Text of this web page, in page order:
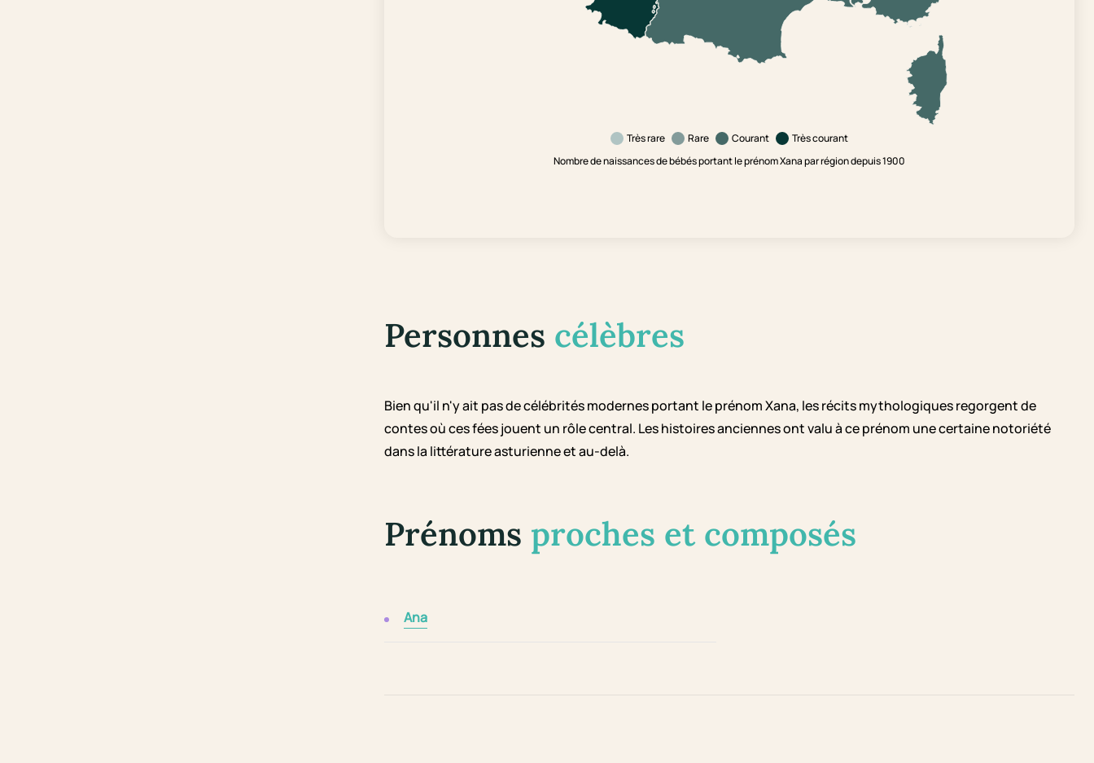
Très rare Rare Courant
Très courant
Nombre de naissances de bébés portant le prénom Xana par région depuis 1900
Personnes célèbres
Bien qu'il n'y ait pas de célébrités modernes portant le prénom Xana, les récits mythologiques regorgent de
contes où ces fées jouent un rôle central. Les histoires anciennes ont valu à ce prénom une certaine notoriété
dans la littérature asturienne et au-delà.
Prénoms proches et composés
Ana